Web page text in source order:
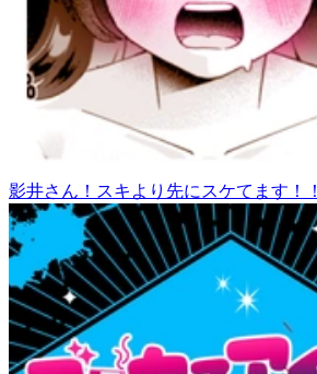
影井さん！スキより先にスケてます！！